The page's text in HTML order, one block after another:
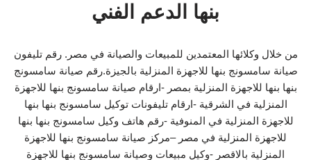
بنها الدعم الفني
من خلال وكلائها المعتمدين للمبيعات والصيانة في مصر. رقم تليفون
صيانة سامسونج بنها للاجهزة المنزلية بالجيزة.رقم صيانة سامسونج
بنها بنها للاجهزة المنزلية بمصر -ارقام صيانة سامسونج بنها للاجهزة
المنزلية في الشرقية -ارقام تليفونات توكيل سامسونج بنها بنها
للاجهزة المنزلية في المنوفية -رقم هاتف وكيل سامسونج بنها بنها
للاجهزة المنزلية في مصر –مركز صيانة سامسونج بنها للاجهزة
المنزلية بالاقصر -وكيل مبيعات وصيانة سامسونج بنها للاجهزة